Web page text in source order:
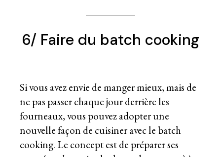
6/ Faire du batch cooking
Si vous avez envie de manger mieux, mais de
ne pas passer chaque jour derrière les
fourneaux, vous pouvez adopter une
nouvelle façon de cuisiner avec le batch
cooking. Le concept est de préparer ses